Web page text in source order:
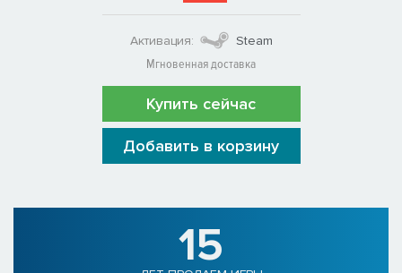
Активация:
Steam
Мгновенная доставка
Купить сейчас
Добавить в корзину
15